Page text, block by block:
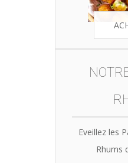
Eveillez les
Rhums